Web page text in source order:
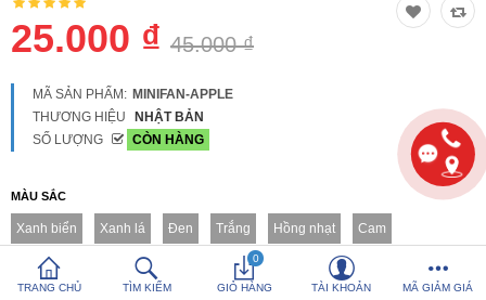
TRANG CHỦ TÌM KIẾM
0
GIỎ HÀNG TÀI KHOẢN MÃ GIẢM GIÁ
25.000 ₫ 45.000 ₫
MÃ SẢN PHẨM: MINIFAN-APPLE
THƯƠNG HIỆU
NHẬT BẢN
SỐ LƯỢNG
CÒN HÀNG
MÀU SẮC
Xanh biển Xanh lá Đen Trắng Hồng nhạt Cam